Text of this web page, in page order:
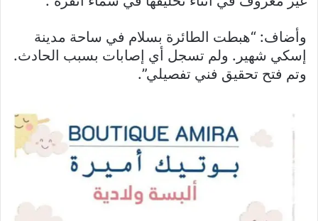
وأضاف: “هبطت الطائرة بسلام في ساحة مدينة
إسكي شهير. ولم تسجل أي إصابات بسبب الحادث.
وتم فتح تحقيق فني تفصيلي”.